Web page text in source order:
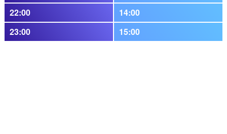
22:00
14:00
23:00
15:00